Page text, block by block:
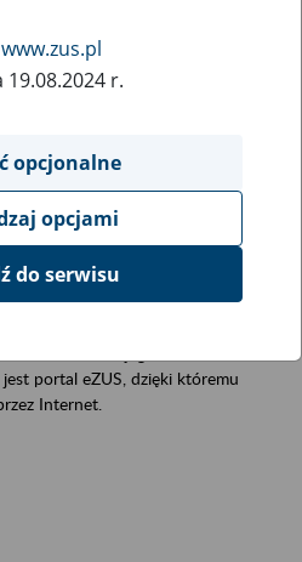
ZUS eZUS
portal eZUS, dzięki któremu
Internet.
r.
opcjonalne
opcjami
do serwisu